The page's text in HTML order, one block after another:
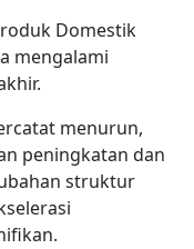
Domestik
mengalami
menurun,
peningkatan dan
struktur